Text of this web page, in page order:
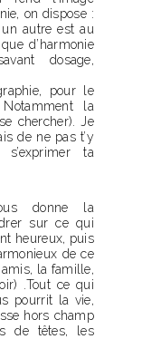
on dispose :
autre est au
d’harmonie
dosage,
pour le
la
chercher). Je
de ne pas t’y
ta
donne la
sur ce qui
heureux, puis
de ce
la famille,
.Tout ce qui
pourrit la vie,
hors champ
de têtes, les